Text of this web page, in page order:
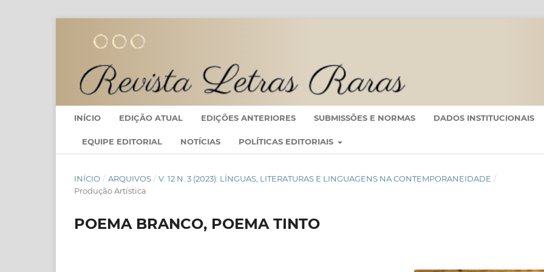
INÍCIO EDIÇÃO ATUAL EDIÇÕES ANTERIORES SUBMISSÕES E NORMAS DADOS INSTITUCIONAIS
EQUIPE EDITORIAL NOTÍCIAS POLÍTICAS EDITORIAIS
INÍCIO / ARQUIVOS / V. 12 N. 3 (2023): LÍNGUAS, LITERATURAS E LINGUAGENS NA CONTEMPORANEIDADE /
Produção Artística
POEMA BRANCO, POEMA TINTO